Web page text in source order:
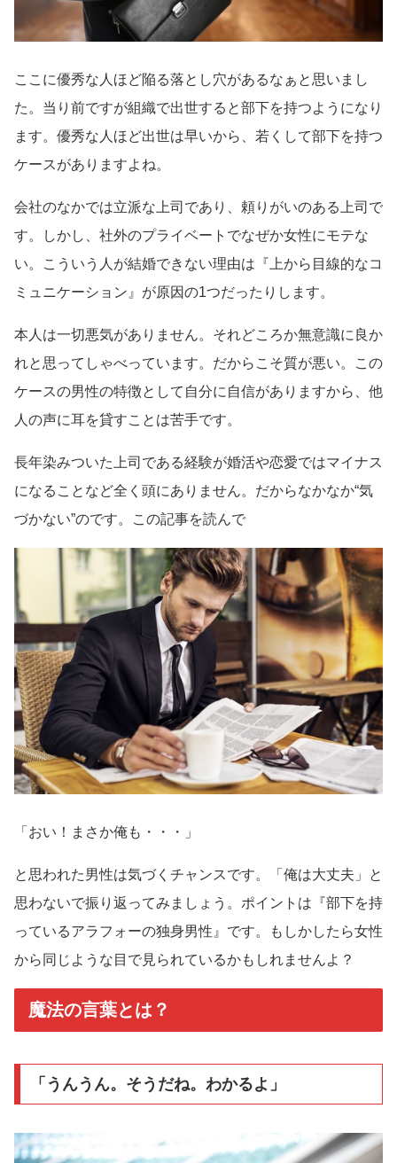
ここに優秀な人ほど陥る落とし穴があるなぁと思いまし
た。当り前ですが組織で出世すると部下を持つようになり
ます。優秀な人ほど出世は早いから、若くして部下を持つ
ケースがありますよね。
会社のなかでは立派な上司であり、頼りがいのある上司で
す。しかし、社外のプライベートでなぜか女性にモテな
い。こういう人が結婚できない理由は『上から目線的なコ
ミュニケーション』が原因の1つだったりします。
本人は一切悪気がありません。それどころか無意識に良か
れと思ってしゃべっています。だからこそ質が悪い。この
ケースの男性の特徴として自分に自信がありますから、他
人の声に耳を貸すことは苦手です。
長年染みついた上司である経験が婚活や恋愛ではマイナス
になることなど全く頭にありません。だからなかなか“気
づかない”のです。この記事を読んで
「おい！まさか俺も・・・」
と思われた男性は気づくチャンスです。「俺は大丈夫」と
思わないで振り返ってみましょう。ポイントは『部下を持
っているアラフォーの独身男性』です。もしかしたら女性
から同じような目で見られているかもしれませんよ？
魔法の言葉とは？
「うんうん。そうだね。わかるよ」